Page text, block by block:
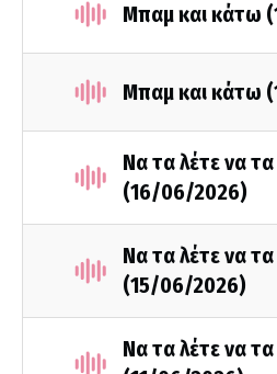
Μπαμ και κάτω
Μπαμ και κάτω
Να τα λέτε να
(16/06/2026)
Να τα λέτε να
(15/06/2026)
Να τα λέτε να